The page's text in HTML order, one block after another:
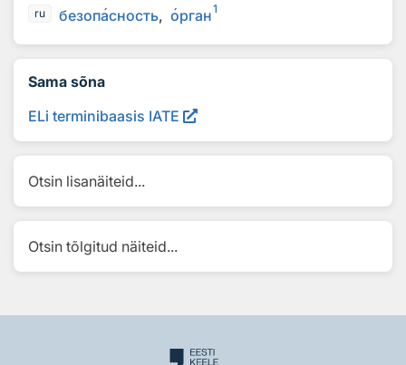
ru безопасность орган1
Sama sõna
ELi terminibaasis IATE
Otsin lisanäiteid...
Otsin tõlgitud näiteid...